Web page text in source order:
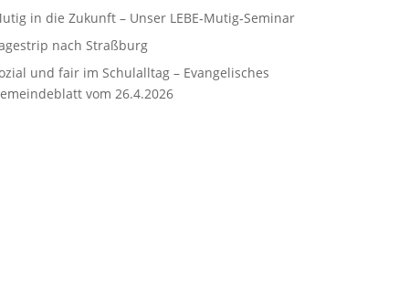
in die Zukunft – Unser LEBE‑Mutig‑Seminar
nach Straßburg
und fair im Schulalltag – Evangelisches
vom 26.4.2026